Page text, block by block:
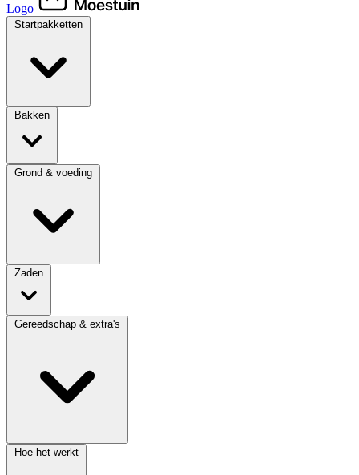
Logo
Startpakketten
Bakken
Grond & voeding
Zaden
Gereedschap & extra's
Hoe het werkt